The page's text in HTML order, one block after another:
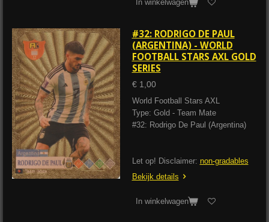
In winkelwagen
#32: RODRIGO DE PAUL
(ARGENTINA) - WORLD
FOOTBALL STARS AXL GOLD
SERIES
€ 1,00
World Football Stars AXL
Type: Gold - Team Mate
#32: Rodrigo De Paul (Argentina)
Let op! Disclaimer: non-gradables
Bekijk details
In winkelwagen